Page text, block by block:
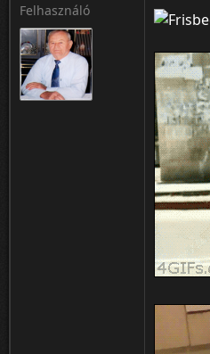
Felhasználó